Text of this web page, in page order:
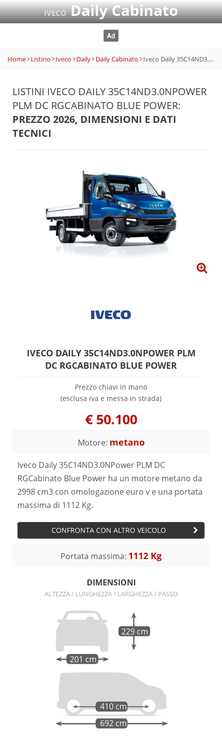
IVECODaily Cabinato
Home Listino Iveco Daily Daily Cabinato Iveco Daily 35C14ND3.0NPower PLM DC RGCabinato Blue Power
LISTINI IVECO DAILY 35C14ND3.0NPOWER
PLM DC RGCABINATO BLUE POWER:
PREZZO 2026, DIMENSIONI E DATI
TECNICI
IVECO DAILY 35C14ND3.0NPOWER PLM
DC RGCABINATO BLUE POWER
Prezzo chiavi in mano
(esclusa iva e messa in strada)
€ 50.100
Motore: metano
Iveco Daily 35C14ND3.0NPower PLM DC
RGCabinato Blue Power ha un motore metano da
2998 cm3 con omologazione euro v e una portata
massima di 1112 Kg.
CONFRONTA CON ALTRO VEICOLO
Portata massima: 1112 Kg
DIMENSIONI
ALTEZZA / LUNGHEZZA / LARGHEZZA / PASSO
201 cm
229 cm
692 cm
410 cm